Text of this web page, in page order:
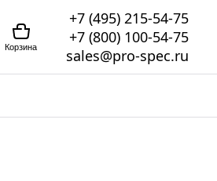
Корзина
+7 (495) 215-54-75
+7 (800) 100-54-75
sales@pro-spec.ru